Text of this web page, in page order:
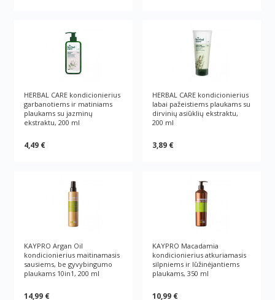
HERBAL CARE kondicionierius
garbanotiems ir matiniams
plaukams su jazminų
ekstraktu, 200 ml
4,49 €
HERBAL CARE kondicionierius
labai pažeistiems plaukams su
dirvinių asiūklių ekstraktu,
200 ml
3,89 €
KAYPRO Argan Oil
kondicionierius maitinamasis
sausiems, be gyvybingumo
plaukams 10in1, 200 ml
14,99 €
KAYPRO Macadamia
kondicionierius atkuriamasis
silpniems ir lūžinėjantiems
plaukams, 350 ml
10,99 €